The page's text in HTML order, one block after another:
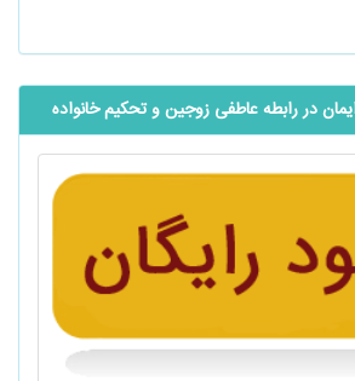
در رابطه عاطفی زوجین و تحکیم خانواده